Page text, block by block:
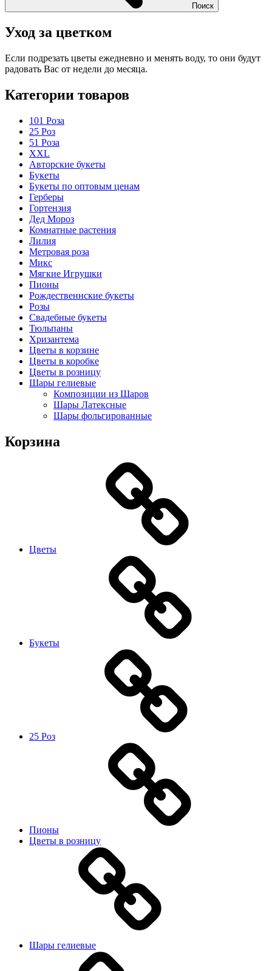
Поиск
Уход за цветком
Если подрезать цветы ежедневно и менять воду, то они будут
радовать Вас от недели до месяца.
Категории товаров
101 Роза
25 Роз
51 Роза
XXL
Авторские букеты
Букеты
Букеты по оптовым ценам
Герберы
Гортензия
Дед Мороз
Комнатные растения
Лилия
Метровая роза
Микс
Мягкие Игрушки
Пионы
Рождественнские букеты
Розы
Свадебные букеты
Тюльпаны
Хризантема
Цветы в корзине
Цветы в коробке
Цветы в розницу
Шары гелиевые
Композиции из Шаров
Шары Латексные
Шары фольгированные
Корзина
Цветы
Букеты
25 Роз
Пионы
Цветы в розницу
Шары гелиевые